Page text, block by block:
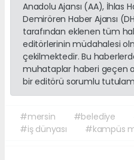
Anadolu Ajansı (AA), İhlas
Demirören Haber Ajansı
tarafından eklenen tüm
editörlerinin müdahalesi
çekilmektedir. Bu
muhataplar haberi geçen
bir editörü sorumlu
#mersin #belediye
#iş dünyası
#kampüs